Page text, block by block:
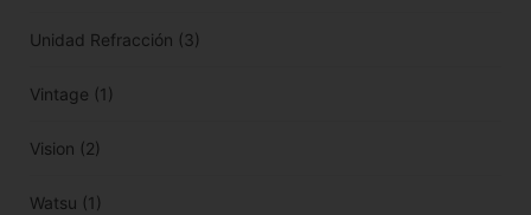
Unidad Refracción (3)
Vintage (1)
Vision (2)
Watsu (1)